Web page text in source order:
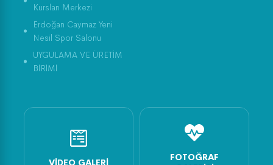
Kursları Merkezi
Erdoğan Caymaz Yeni
Nesil Spor Salonu
UYGULAMA VE ÜRETİM
BİRİMİ
VIDEO GALERI
FOTOĞRAF